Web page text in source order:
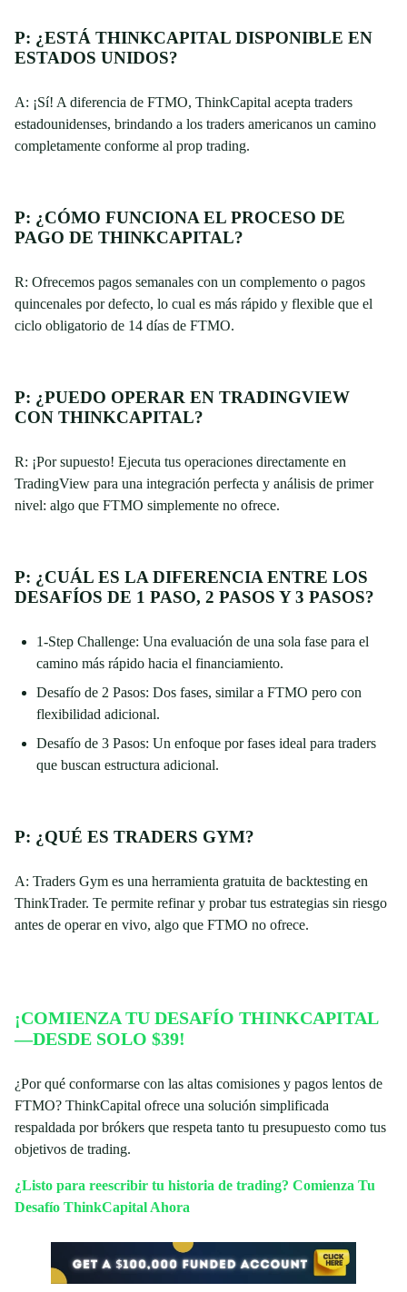
P: ¿ESTÁ THINKCAPITAL DISPONIBLE EN
ESTADOS UNIDOS?
A: ¡Sí! A diferencia de FTMO, ThinkCapital acepta traders
estadounidenses, brindando a los traders americanos un camino
completamente conforme al prop trading.
P: ¿CÓMO FUNCIONA EL PROCESO DE
PAGO DE THINKCAPITAL?
R: Ofrecemos pagos semanales con un complemento o pagos
quincenales por defecto, lo cual es más rápido y flexible que el
ciclo obligatorio de 14 días de FTMO.
P: ¿PUEDO OPERAR EN TRADINGVIEW
CON THINKCAPITAL?
R: ¡Por supuesto! Ejecuta tus operaciones directamente en
TradingView para una integración perfecta y análisis de primer
nivel: algo que FTMO simplemente no ofrece.
P: ¿CUÁL ES LA DIFERENCIA ENTRE LOS
DESAFÍOS DE 1 PASO, 2 PASOS Y 3 PASOS?
1-Step Challenge: Una evaluación de una sola fase para el
camino más rápido hacia el financiamiento.
Desafío de 2 Pasos: Dos fases, similar a FTMO pero con
flexibilidad adicional.
Desafío de 3 Pasos: Un enfoque por fases ideal para traders
que buscan estructura adicional.
P: ¿QUÉ ES TRADERS GYM?
A: Traders Gym es una herramienta gratuita de backtesting en
ThinkTrader. Te permite refinar y probar tus estrategias sin riesgo
antes de operar en vivo, algo que FTMO no ofrece.
¡COMIENZA TU DESAFÍO THINKCAPITAL
—DESDE SOLO $39!
¿Por qué conformarse con las altas comisiones y pagos lentos de
FTMO? ThinkCapital ofrece una solución simplificada
respaldada por brókers que respeta tanto tu presupuesto como tus
objetivos de trading.
¿Listo para reescribir tu historia de trading? Comienza Tu
Desafío ThinkCapital Ahora